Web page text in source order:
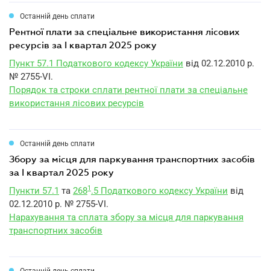
Останній день сплати
рентної плати за спеціальне використання лісових
ресурсів за I квартал 2025 року
Пункт 57.1 Податкового кодексу України від 02.12.2010 р.
№ 2755-VI.
Порядок та строки сплати рентної плати за спеціальне
використання лісових ресурсів
Останній день сплати
збору за місця для паркування транспортних засобів
за I квартал 2025 року
Пункти 57.1 та 2681 .5 Податкового кодексу України від
02.12.2010 р. № 2755-VI.
Нарахування та сплата збору за місця для паркування
транспортних засобів